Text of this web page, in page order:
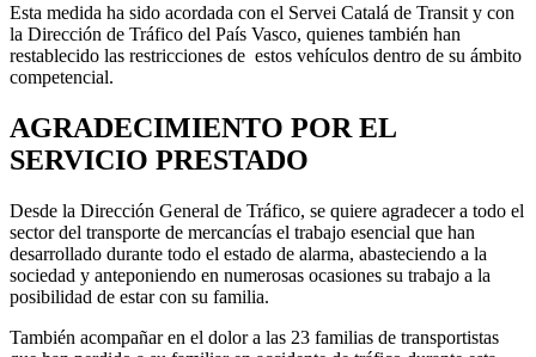
Esta medida ha sido acordada con el Servei Catalá de Transit y con
la Dirección de Tráfico del País Vasco, quienes también han
restablecido las restricciones de estos vehículos dentro de su ámbito
competencial.
AGRADECIMIENTO POR EL
SERVICIO PRESTADO
Desde la Dirección General de Tráfico, se quiere agradecer a todo el
sector del transporte de mercancías el trabajo esencial que han
desarrollado durante todo el estado de alarma, abasteciendo a la
sociedad y anteponiendo en numerosas ocasiones su trabajo a la
posibilidad de estar con su familia.
También acompañar en el dolor a las 23 familias de transportistas